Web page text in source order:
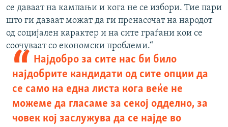
се даваат на кампањи и кога не се избори. Тие пари
што ги даваат можат да ги пренасочат на народот
од социјален карактер и на сите граѓани кои се
соочуваат со економски проблеми.“
Најдобро за сите нас би било
најдобрите кандидати од сите опции да
се само на една листа кога веќе не
можеме да гласаме за секој одделно, за
човек кој заслужува да се најде во